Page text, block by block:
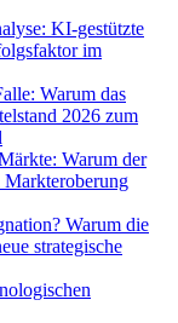
KI-gestützte
im
Warum das
2026 zum
Warum der
Warum die
strategische